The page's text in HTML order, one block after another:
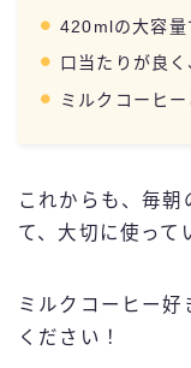
420mlの大容量
口当たりが良
ミルクコーヒー
これからも、毎朝
て、大切に使って
ミルクコーヒー好
ください！